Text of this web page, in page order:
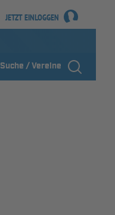
JETZT EINLOGGEN
Suche / Vereine